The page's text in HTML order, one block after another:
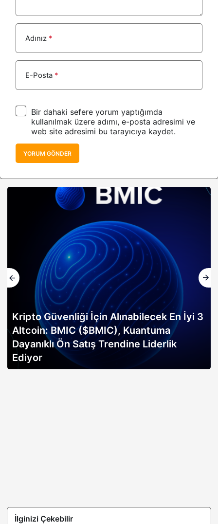
Adınız *
E-Posta *
Bir dahaki sefere yorum yaptığımda
kullanılmak üzere adımı, e-posta adresimi ve
web site adresimi bu tarayıcıya kaydet.
YORUM GÖNDER
Kripto Güvenliği İçin Alınabilecek En İyi 3
Altcoin: BMIC ($BMIC), Kuantuma
Dayanıklı Ön Satış Trendine Liderlik
Ediyor
İlginizi Çekebilir